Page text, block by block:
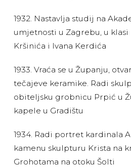
1932. Nastavlja studij na
umjetnosti u Zagrebu, u klasi
Kršinića i Ivana Kerdića
1933. Vraća se u Županju,
tečajeve keramike. Radi
obiteljsku grobnicu Prpić u
kapele u Gradištu
1934. Radi portret kardinala
kamenu skulpturu Krista na
Grohotama na otoku Šolti